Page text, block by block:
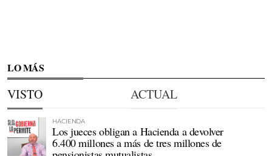
LO MÁS
VISTO ACTUAL
HACIENDA
Los jueces obligan a Hacienda a devolver
6.400 millones a más de tres millones de